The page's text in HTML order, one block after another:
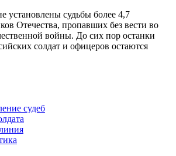
установлены судьбы более 4,7
Отечества, пропавших без вести во
войны. До сих пор останки
солдат и офицеров остаются
судеб